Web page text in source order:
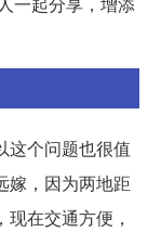
这个问题也很值
嫁，因为两地距
在交通方便，